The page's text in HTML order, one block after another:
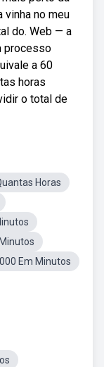
vinha no meu
do. Web — a
processo
a 60
horas
o total de
Horas
Em Minutos